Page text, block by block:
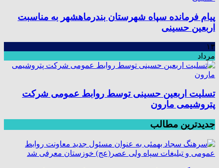
پیام فرمانده سپاه شهرستان بندرماهشهر به مناسبت
اربعین حسینی
۱۳
مرداد
تسلیت اربعین حسینی توسط روابط عمومی شرکت
پتروشیمی مارون
جدیدترین مطالب